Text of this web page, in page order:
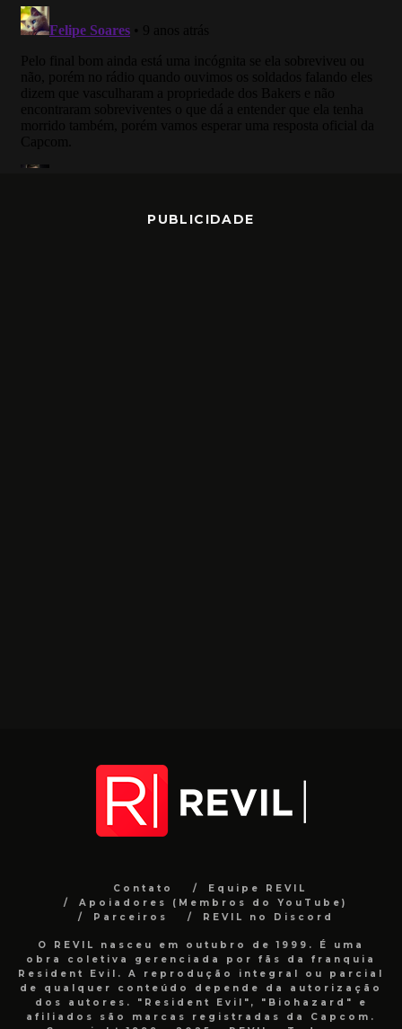
PUBLICIDADE
Contato
Equipe REVIL
Apoiadores (Membros do YouTube)
Parceiros
REVIL no Discord
O REVIL nasceu em outubro de 1999. É uma
obra coletiva gerenciada por fãs da franquia
Resident Evil. A reprodução integral ou parcial
de qualquer conteúdo depende da autorização
dos autores. "Resident Evil", "Biohazard" e
afiliados são marcas registradas da Capcom.